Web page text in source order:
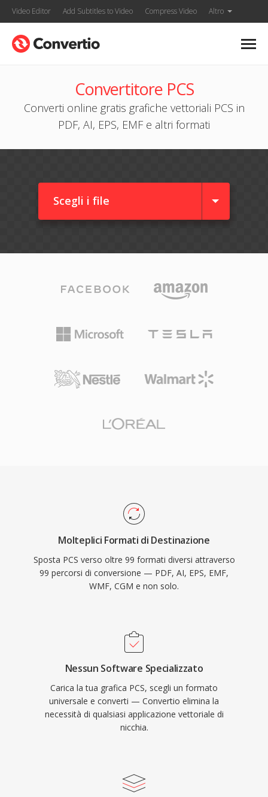
Video Editor Add Subtitles to Video Compress Video Altro
Convertitore PCS
Converti online gratis grafiche vettoriali PCS in
PDF, AI, EPS, EMF e altri formati
Scegli i file
Molteplici Formati di Destinazione
Sposta PCS verso oltre 99 formati diversi attraverso
99 percorsi di conversione — PDF, AI, EPS, EMF,
WMF, CGM e non solo.
Nessun Software Specializzato
Carica la tua grafica PCS, scegli un formato
universale e converti — Convertio elimina la
necessità di qualsiasi applicazione vettoriale di
nicchia.